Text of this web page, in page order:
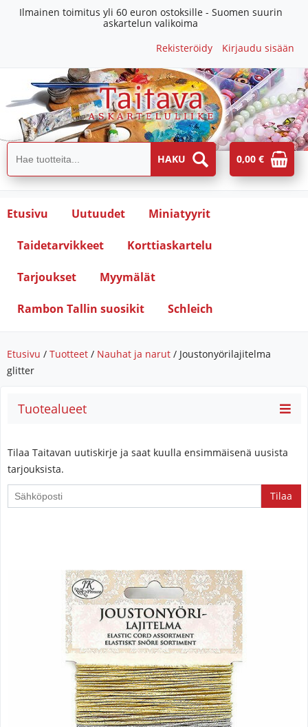
Ilmainen toimitus yli 60 euron ostoksille - Suomen suurin
askartelun valikoima
Rekisteröidy
Kirjaudu sisään
0,00 €
Etusivu Uutuudet Miniatyyrit
Taidetarvikkeet Korttiaskartelu
Tarjoukset Myymälät
Rambon Tallin suosikit Schleich
Etusivu / Tuotteet / Nauhat ja narut / Joustonyörilajitelma
glitter
Tuotealueet
Tilaa Taitavan uutiskirje ja saat kuulla ensimmäisenä uusista
tarjouksista.